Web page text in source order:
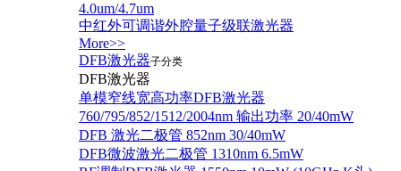
4.0um/4.7um
中红外可调谐外腔量子级联激光器
More>>
DFB激光器子分类
DFB激光器
单模窄线宽高功率DFB激光器
760/795/852/1512/2004nm 输出功率 20/40mW
DFB 激光二极管 852nm 30/40mW
DFB微波激光二极管 1310nm 6.5mW